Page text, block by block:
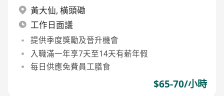
黃大仙, 橫頭磡
工作日面議
提供季度獎勵及晉升機會
入職滿一年享7天至14天有薪年假
每日供應免費員工膳食
$65-70/小時